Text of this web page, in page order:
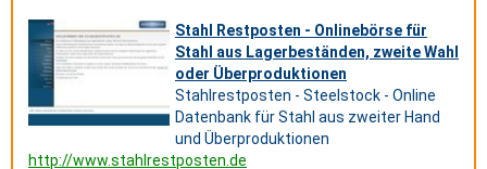
Stahl Restposten - Onlinebörse für
Stahl aus Lagerbeständen, zweite Wahl
oder Überproduktionen
Stahlrestposten - Steelstock - Online
Datenbank für Stahl aus zweiter Hand
und Überproduktionen
http://www.stahlrestposten.de